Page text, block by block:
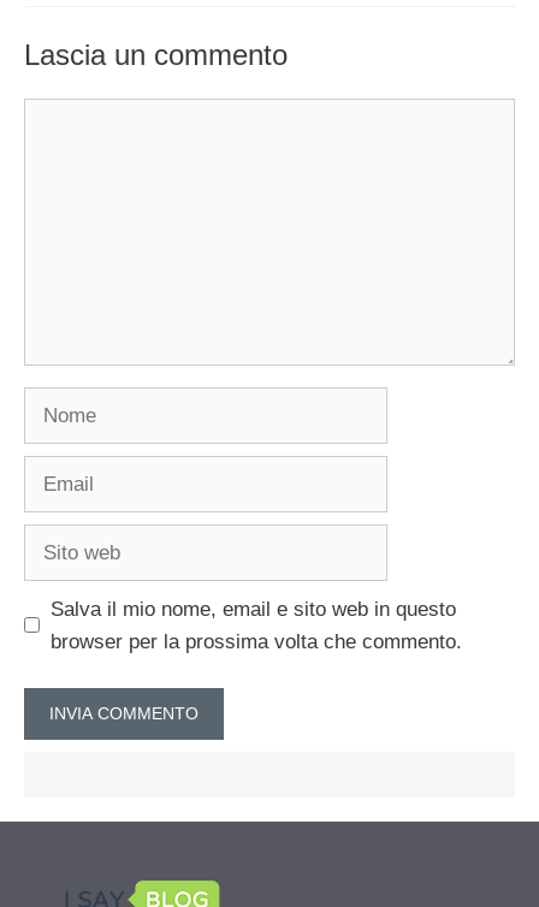
Lascia un commento
Salva il mio nome, email e sito web in questo
browser per la prossima volta che commento.